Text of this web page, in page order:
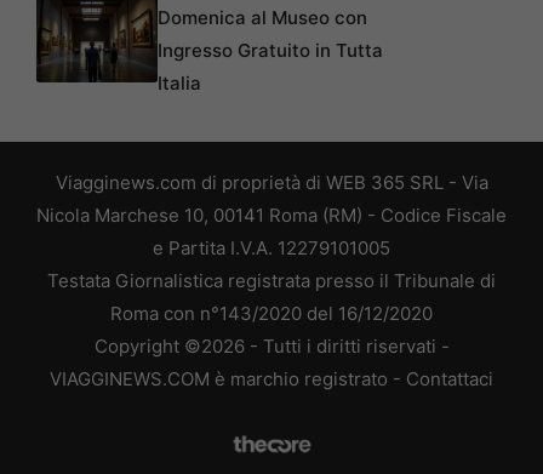
Domenica al Museo con
Ingresso Gratuito in Tutta
Italia
Viagginews.com di proprietà di WEB 365 SRL - Via
Nicola Marchese 10, 00141 Roma (RM) - Codice Fiscale
e Partita I.V.A. 12279101005
Testata Giornalistica registrata presso il Tribunale di
Roma con n°143/2020 del 16/12/2020
Copyright ©2026 - Tutti i diritti riservati -
VIAGGINEWS.COM è marchio registrato - Contattaci